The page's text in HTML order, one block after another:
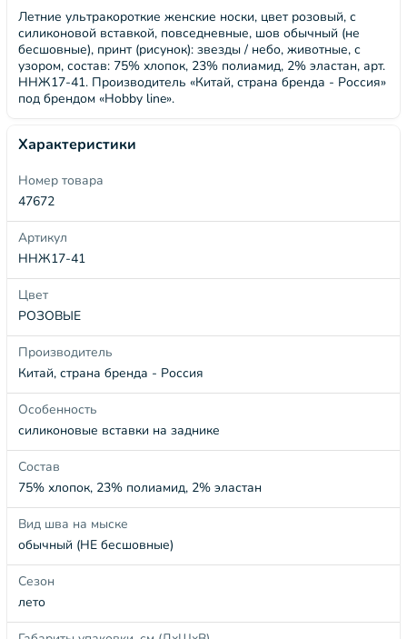
Летние ультракороткие женские носки, цвет розовый, с
силиконовой вставкой, повседневные, шов обычный (не
бесшовные), принт (рисунок): звезды / небо, животные, с
узором, состав: 75% хлопок, 23% полиамид, 2% эластан, арт.
ННЖ17-41. Производитель «Китай, страна бренда - Россия»
под брендом «Hobby line».
Характеристики
Номер товара
47672
Артикул
ННЖ17-41
Цвет
РОЗОВЫЕ
Производитель
Китай, страна бренда - Россия
Особенность
силиконовые вставки на заднике
Состав
75% хлопок, 23% полиамид, 2% эластан
Вид шва на мыске
обычный (НЕ бесшовные)
Сезон
лето